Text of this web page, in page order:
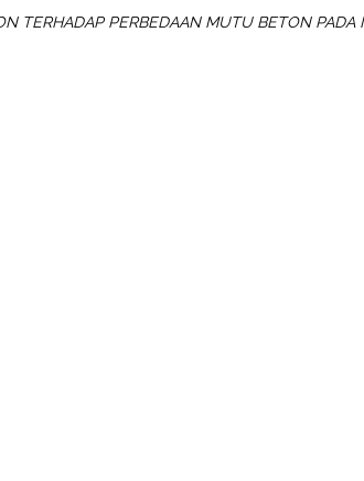
TERHADAP PERBEDAAN MUTU BETON PADA